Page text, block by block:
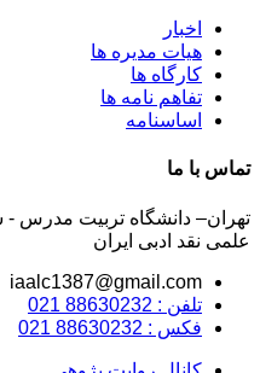
اخبار
هیات مدیره ها
کارگاه ها
تفاهم نامه ها
اساسنامه
تماس با ما
تهران– دانشگاه تربیت مدرس
علمی نقد ادبی ایران
iaalc1387@gmail.com
تلفن : 88630232 021
فکس : 88630232 021